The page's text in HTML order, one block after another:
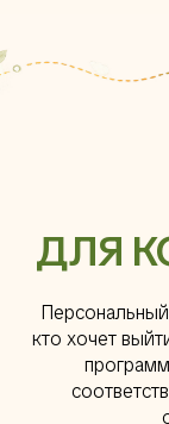
ДЛЯ
кто хочет